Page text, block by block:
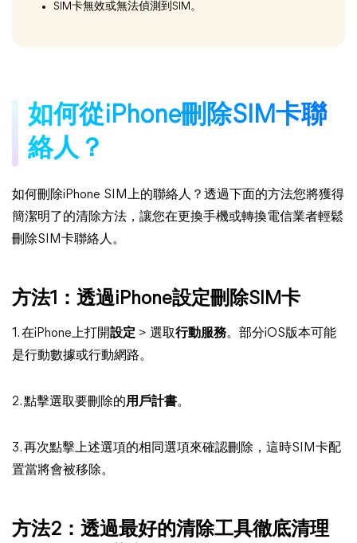
SIM卡無效或無法偵測到SIM。
如何從iPhone刪除SIM卡聯
絡人？
如何刪除iPhone SIM上的聯絡人？透過下面的方法您將獲得
簡潔明了的清除方法，讓您在更換手機或轉換電信業者輕鬆
刪除SIM卡聯絡人。
方法1：透過iPhone設定刪除SIM卡
1. 在iPhone上打開設定 > 選取行動服務。部分iOS版本可能
是行動數據或行動網路。
2. 點擊選取要刪除的用戶計書。
3. 再次點擊上述選項的相同選項來確認刪除，這時SIM卡配
置當將會被移除。
方法2：透過最好的清除工具徹底清理